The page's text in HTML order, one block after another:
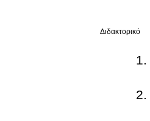
Διδακτορικό